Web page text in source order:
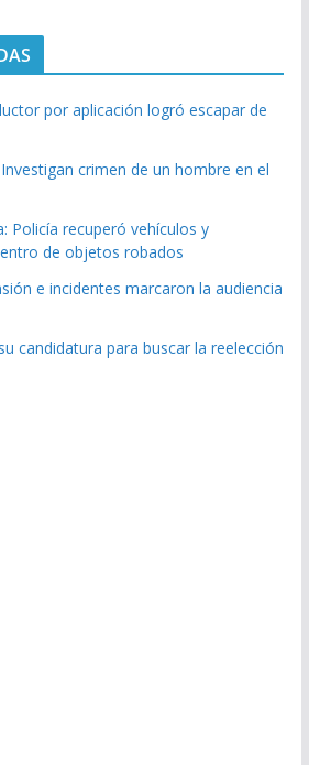
por aplicación logró escapar de
crimen de un hombre en el
Policía recuperó vehículos y
de objetos robados
e incidentes marcaron la audiencia
candidatura para buscar la reelección